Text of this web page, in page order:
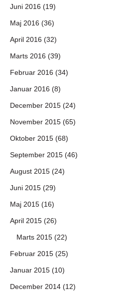
Juni 2016 (19)
Maj 2016 (36)
April 2016 (32)
Marts 2016 (39)
Februar 2016 (34)
Januar 2016 (8)
December 2015 (24)
November 2015 (65)
Oktober 2015 (68)
September 2015 (46)
August 2015 (24)
Juni 2015 (29)
Maj 2015 (16)
April 2015 (26)
Marts 2015 (22)
Februar 2015 (25)
Januar 2015 (10)
December 2014 (12)